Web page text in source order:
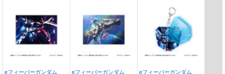
eフィーバーガンダム eフィーバーガンダム eフィーバーガンダム